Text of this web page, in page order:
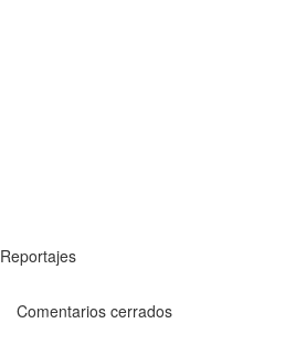
Reportajes
Comentarios cerrados